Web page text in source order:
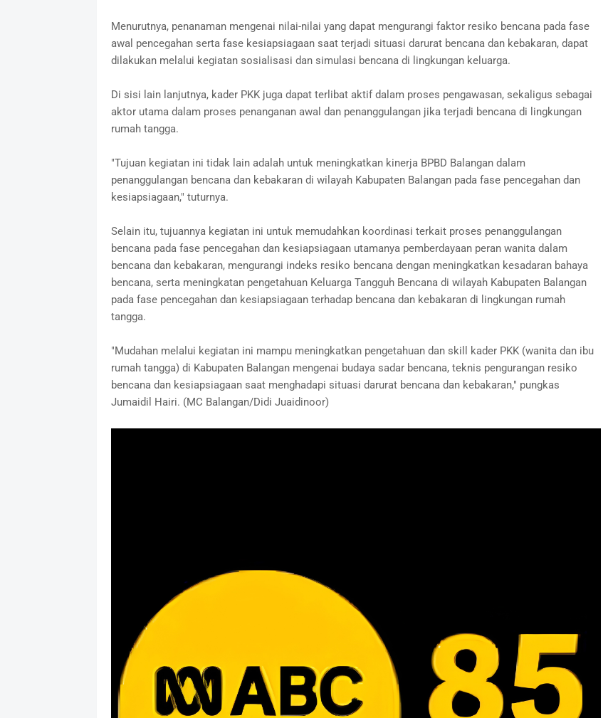
Menurutnya, penanaman mengenai nilai-nilai yang dapat mengurangi faktor resiko bencana pada fase
awal pencegahan serta fase kesiapsiagaan saat terjadi situasi darurat bencana dan kebakaran, dapat
dilakukan melalui kegiatan sosialisasi dan simulasi bencana di lingkungan keluarga.
Di sisi lain lanjutnya, kader PKK juga dapat terlibat aktif dalam proses pengawasan, sekaligus sebagai
aktor utama dalam proses penanganan awal dan penanggulangan jika terjadi bencana di lingkungan
rumah tangga.
"Tujuan kegiatan ini tidak lain adalah untuk meningkatkan kinerja BPBD Balangan dalam
penanggulangan bencana dan kebakaran di wilayah Kabupaten Balangan pada fase pencegahan dan
kesiapsiagaan," tuturnya.
Selain itu, tujuannya kegiatan ini untuk memudahkan koordinasi terkait proses penanggulangan
bencana pada fase pencegahan dan kesiapsiagaan utamanya pemberdayaan peran wanita dalam
bencana dan kebakaran, mengurangi indeks resiko bencana dengan meningkatkan kesadaran bahaya
bencana, serta meningkatan pengetahuan Keluarga Tangguh Bencana di wilayah Kabupaten Balangan
pada fase pencegahan dan kesiapsiagaan terhadap bencana dan kebakaran di lingkungan rumah
tangga.
"Mudahan melalui kegiatan ini mampu meningkatkan pengetahuan dan skill kader PKK (wanita dan ibu
rumah tangga) di Kabupaten Balangan mengenai budaya sadar bencana, teknis pengurangan resiko
bencana dan kesiapsiagaan saat menghadapi situasi darurat bencana dan kebakaran," pungkas
Jumaidil Hairi. (MC Balangan/Didi Juaidinoor)